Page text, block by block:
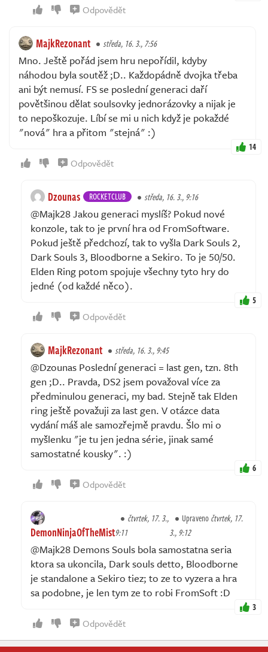
Odpovědět
MajkRezonant středa, 16. 3., 7:56
Mno. Ještě pořád jsem hru nepořídil, kdyby
náhodou byla soutěž ;D.. Každopádně dvojka třeba
ani být nemusí. FS se poslední generaci daří
povětšinou dělat soulsovky jednorázovky a nijak je
to nepoškozuje. Líbí se mi u nich když je pokaždé
"nová" hra a přitom "stejná" :)
14
Odpovědět
Dzounas ROCKETCLUB středa, 16. 3., 9:16
@Majk28 Jakou generaci myslíš? Pokud nové
konzole, tak to je první hra od FromSoftware.
Pokud ještě předchozí, tak to vyšla Dark Souls 2,
Dark Souls 3, Bloodborne a Sekiro. To je 50/50.
Elden Ring potom spojuje všechny tyto hry do
jedné (od každé něco).
5
Odpovědět
MajkRezonant středa, 16. 3., 9:45
@Dzounas Poslední generaci = last gen, tzn. 8th
gen ;D.. Pravda, DS2 jsem považoval více za
předminulou generaci, my bad. Stejně tak Elden
ring ještě považuji za last gen. V otázce data
vydání máš ale samozřejmě pravdu. Šlo mi o
myšlenku "je tu jen jedna série, jinak samé
samostatné kousky". :)
6
Odpovědět
DemonNinjaOfTheMist
čtvrtek, 17. 3.,
9:11
Upravenočtvrtek, 17.
3., 9:12
@Majk28 Demons Souls bola samostatna seria
ktora sa ukoncila, Dark souls detto, Bloodborne
je standalone a Sekiro tiez; to ze to vyzera a hra
sa podobne, je len tym ze to robi FromSoft :D
3
Odpovědět